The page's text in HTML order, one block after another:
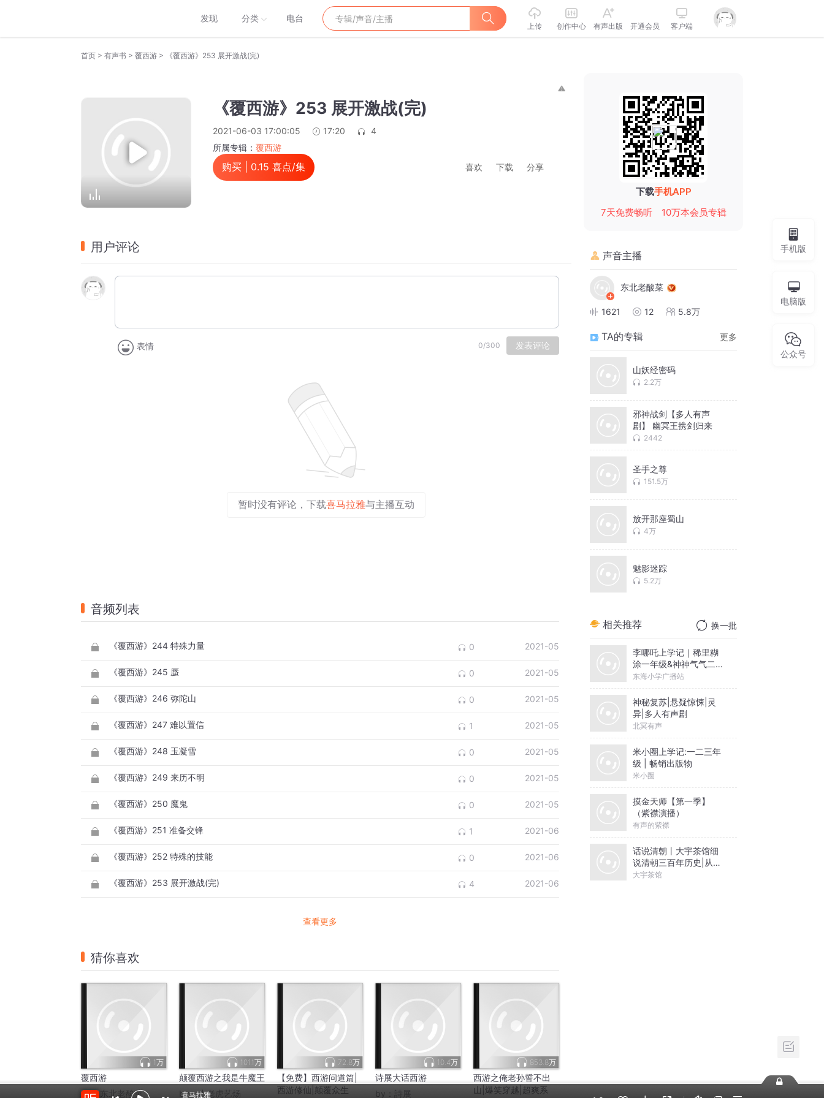
发现 分类 电台
上传 创作中心 有声出版 开通会员 客户端
首页 > 有声书 > 覆西游 > 《覆西游》253 展开激战(完)
《覆西游》253 展开激战(完)
2021-06-03 17:00:05 17:20
4
所属专辑： 覆西游
购买 | 0.15 喜点/集 喜欢 下载 分享
用户评论
表情 0/300 发表评论
暂时没有评论，下载喜马拉雅与主播互动
音频列表
《覆西游》244 特殊力量 0 2021-05
《覆西游》245 蜃 0 2021-05
《覆西游》246 弥陀山 0 2021-05
《覆西游》247 难以置信 1 2021-05
《覆西游》248 玉凝雪 0 2021-05
《覆西游》249 来历不明 0 2021-05
《覆西游》250 魔鬼 0 2021-05
《覆西游》251 准备交锋 1 2021-06
《覆西游》252 特殊的技能 0 2021-06
《覆西游》253 展开激战(完) 4 2021-06
查看更多
猜你喜欢
1万
覆西游
by： 东北老酸菜
101.1万
颠覆西游之我是牛魔王
by：小老虎艺炀
72.8万
【免费】西游问道篇|
西游修仙|颠覆众生
10.4万
诗展大话西游
by： 詩展
853.8万
西游之俺老孙誓不出
山|爆笑穿越|超爽系
下载手机APP
7天免费畅听
10万本会员专辑
声音主播
东北老酸菜
1621 12 5.8万
TA的专辑 更多
山妖经密码
2.2万
邪神战剑【多人有声
剧】 幽冥王携剑归来
2442
圣手之尊
151.5万
放开那座蜀山
4万
魅影迷踪
5.2万
相关推荐 换一批
李哪吒上学记｜稀里糊
涂一年级&神神气气二年
级
东海小学广播站
神秘复苏|悬疑惊悚|灵
异|多人有声剧
北冥有声
米小圈上学记:一二三年
级 | 畅销出版物
米小圈
摸金天师【第一季】
（紫襟演播）
有声的紫襟
话说清朝丨大宇茶馆细
说清朝三百年历史|从努
尔哈赤到末代皇帝溥仪|
大宇茶馆
手机版
电脑版
公众号
喜马拉雅